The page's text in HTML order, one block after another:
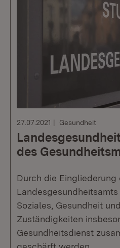
27.07.2021 Gesundheit
des
Durch die Eingliederung
Soziales, Gesundheit
Zuständigkeiten
Gesundheitsdienst